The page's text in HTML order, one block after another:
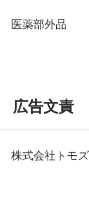
医薬部外品
広告文責
株式会社トモ